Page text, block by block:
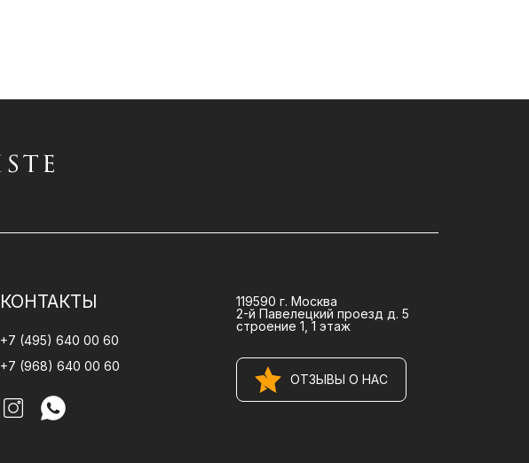
КОНТАКТЫ
+7 (495) 640 00 60
+7 (968) 640 00 60
119590 г. Москва
2-й Павелецкий проезд д. 5
строение 1, 1 этаж
ОТЗЫВЫ О НАС